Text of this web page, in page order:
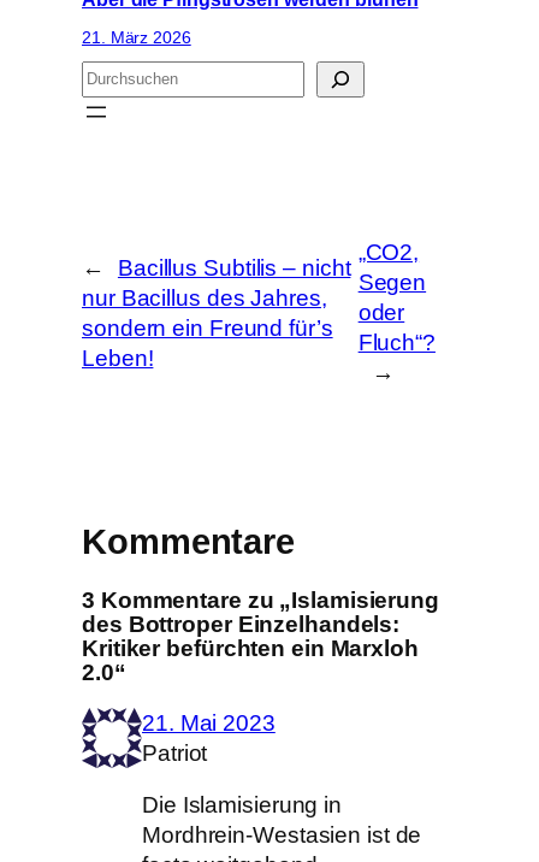
21. März 2026
S
u
←
Bacillus Subtilis – nicht
nur Bacillus des Jahres,
sondern ein Freund für’s
Leben!
„CO2,
Segen
oder
Fluch“?
→
Kommentare
3 Kommentare zu „Islamisierung
des Bottroper Einzelhandels:
Kritiker befürchten ein Marxloh
2.0“
21. Mai 2023
Patriot
Die Islamisierung in
Mordhrein-Westasien ist de